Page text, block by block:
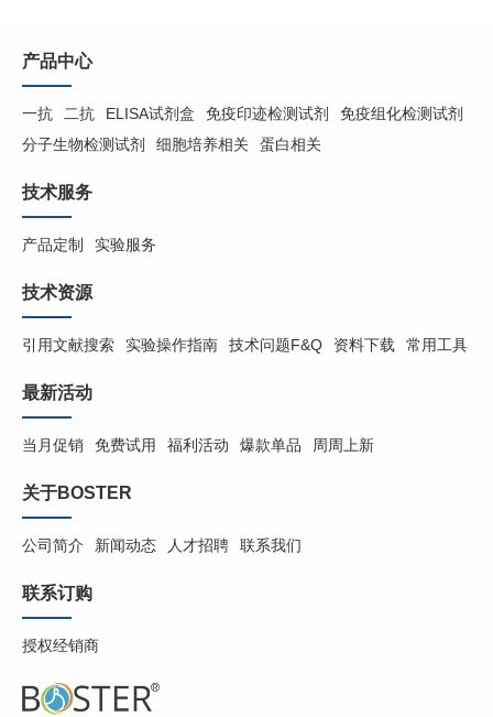
产品中心
一抗 二抗 ELISA试剂盒 免疫印迹检测试剂
免疫组化检测试剂
分子生物检测试剂
细胞培养相关 蛋白相关
技术服务
产品定制 实验服务
技术资源
引用文献搜索 实验操作指南 技术问题F&Q 资料下载 常用工具
最新活动
当月促销 免费试用 福利活动 爆款单品 周周上新
关于BOSTER
公司简介 新闻动态 人才招聘 联系我们
联系订购
授权经销商